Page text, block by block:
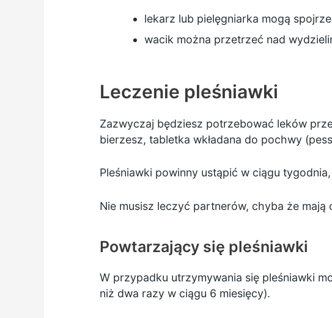
lekarz lub pielęgniarka mogą
wacik można przetrzeć nad
Leczenie pleśniawki
Zazwyczaj będziesz potrzebować leków
bierzesz, tabletka wkładana do pochwy
Pleśniawki powinny ustąpić w ciągu
Nie musisz leczyć partnerów, chyba że mają
Powtarzający się pleśniawki
W przypadku utrzymywania się pleśniawki
niż dwa razy w ciągu 6 miesięcy).